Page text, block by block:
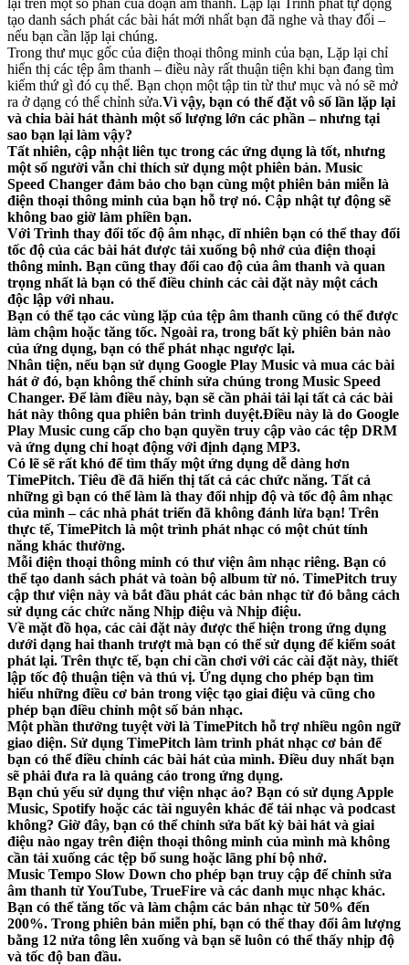
tạo danh sách phát các bài hát mới nhất bạn đã nghe và thay đổi –
nếu bạn cần lặp lại chúng.
Trong thư mục gốc của điện thoại thông minh của bạn, Lặp lại chỉ
hiển thị các tệp âm thanh – điều này rất thuận tiện khi bạn đang tìm
kiếm thứ gì đó cụ thể. Bạn chọn một tập tin từ thư mục và nó sẽ mở
ra ở dạng có thể chỉnh sửa.Vì vậy, bạn có thể đặt vô số lần lặp lại
và chia bài hát thành một số lượng lớn các phần – nhưng tại
sao bạn lại làm vậy?
Tất nhiên, cập nhật liên tục trong các ứng dụng là tốt, nhưng
một số người vẫn chỉ thích sử dụng một phiên bản. Music
Speed ​​Changer đảm bảo cho bạn cùng một phiên bản miễn là
điện thoại thông minh của bạn hỗ trợ nó. Cập nhật tự động sẽ
không bao giờ làm phiền bạn.
Với Trình thay đổi tốc độ âm nhạc, dĩ nhiên bạn có thể thay đổi
tốc độ của các bài hát được tải xuống bộ nhớ của điện thoại
thông minh. Bạn cũng thay đổi cao độ của âm thanh và quan
trọng nhất là bạn có thể điều chỉnh các cài đặt này một cách
độc lập với nhau.
Bạn có thể tạo các vùng lặp của tệp âm thanh cũng có thể được
làm chậm hoặc tăng tốc. Ngoài ra, trong bất kỳ phiên bản nào
của ứng dụng, bạn có thể phát nhạc ngược lại.
Nhân tiện, nếu bạn sử dụng Google Play Music và mua các bài
hát ở đó, bạn không thể chỉnh sửa chúng trong Music Speed ​​
Changer. Để làm điều này, bạn sẽ cần phải tải lại tất cả các bài
hát này thông qua phiên bản trình duyệt.Điều này là do Google
Play Music cung cấp cho bạn quyền truy cập vào các tệp DRM
và ứng dụng chỉ hoạt động với định dạng MP3.
Có lẽ sẽ rất khó để tìm thấy một ứng dụng dễ dàng hơn
TimePitch. Tiêu đề đã hiển thị tất cả các chức năng. Tất cả
những gì bạn có thể làm là thay đổi nhịp độ và tốc độ âm nhạc
của mình – các nhà phát triển đã không đánh lừa bạn! Trên
thực tế, TimePitch là một trình phát nhạc có một chút tính
năng khác thường.
Mỗi điện thoại thông minh có thư viện âm nhạc riêng. Bạn có
thể tạo danh sách phát và toàn bộ album từ nó. TimePitch truy
cập thư viện này và bắt đầu phát các bản nhạc từ đó bằng cách
sử dụng các chức năng Nhịp điệu và Nhịp điệu.
Về mặt đồ họa, các cài đặt này được thể hiện trong ứng dụng
dưới dạng hai thanh trượt mà bạn có thể sử dụng để kiểm soát
phát lại. Trên thực tế, bạn chỉ cần chơi với các cài đặt này, thiết
lập tốc độ thuận tiện và thú vị. Ứng dụng cho phép bạn tìm
hiểu những điều cơ bản trong việc tạo giai điệu và cũng cho
phép bạn điều chỉnh một số bản nhạc.
Một phần thưởng tuyệt vời là TimePitch hỗ trợ nhiều ngôn ngữ
giao diện. Sử dụng TimePitch làm trình phát nhạc cơ bản để
bạn có thể điều chỉnh các bài hát của mình. Điều duy nhất bạn
sẽ phải đưa ra là quảng cáo trong ứng dụng.
Bạn chủ yếu sử dụng thư viện nhạc ảo? Bạn có sử dụng Apple
Music, Spotify hoặc các tài nguyên khác để tải nhạc và podcast
không? Giờ đây, bạn có thể chỉnh sửa bất kỳ bài hát và giai
điệu nào ngay trên điện thoại thông minh của mình mà không
cần tải xuống các tệp bổ sung hoặc lãng phí bộ nhớ.
Music Tempo Slow Down cho phép bạn truy cập để chỉnh sửa
âm thanh từ YouTube, TrueFire và các danh mục nhạc khác.
Bạn có thể tăng tốc và làm chậm các bản nhạc từ 50% đến
200%. Trong phiên bản miễn phí, bạn có thể thay đổi âm lượng
bằng 12 nửa tông lên xuống và bạn sẽ luôn có thể thấy nhịp độ
và tốc độ ban đầu.